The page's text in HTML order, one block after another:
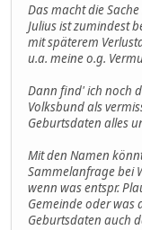
Das macht die
Julius ist zumindest
mit späterem
u.a. meine o.g.
Dann find' ich noch
Volksbund als
Geburtsdaten alles
Mit den Namen
Sammelanfrage bei
wenn was entspr.
Gemeinde oder was
Geburtsdaten auch